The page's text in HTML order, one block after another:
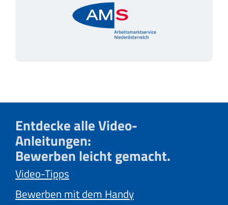
Entdecke alle Video-
Anleitungen:
Bewerben leicht gemacht.
Video-Tipps
Bewerben mit dem Handy